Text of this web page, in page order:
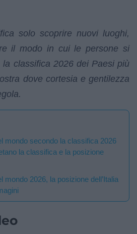
solo scoprire nuovi luoghi,
il modo in cui le persone si
classifica 2026 dei Paesi più
dove cortesia e gentilezza
mondo secondo la classifica 2026
la classifica e la posizione
mondo 2026, la posizione dell’Italia